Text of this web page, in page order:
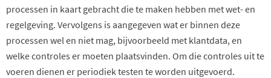
processen in kaart gebracht die te maken hebben met wet- en
regelgeving. Vervolgens is aangegeven wat er binnen deze
processen wel en niet mag, bijvoorbeeld met klantdata, en
welke controles er moeten plaatsvinden. Om die controles uit te
voeren dienen er periodiek testen te worden uitgevoerd.